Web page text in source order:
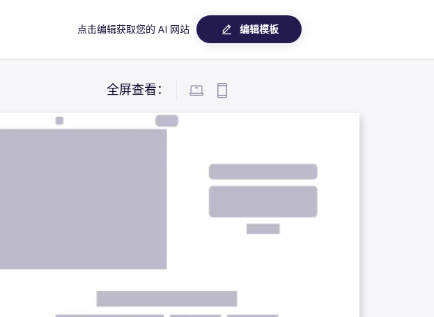
点击编辑获取您的 AI 网站 编辑模板
全屏查看：